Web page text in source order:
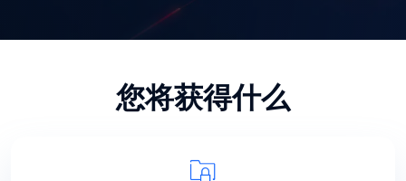
您将获得什么